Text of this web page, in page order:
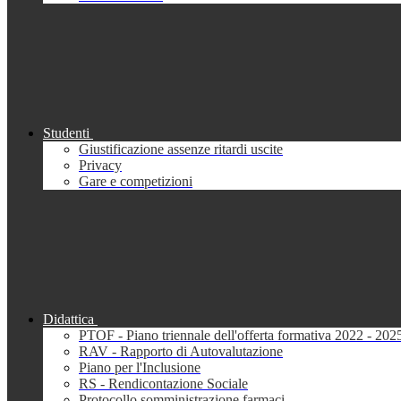
Studenti
Giustificazione assenze ritardi uscite
Privacy
Gare e competizioni
Didattica
PTOF - Piano triennale dell'offerta formativa 2022 -
RAV - Rapporto di Autovalutazione
Piano per l'Inclusione
RS - Rendicontazione Sociale